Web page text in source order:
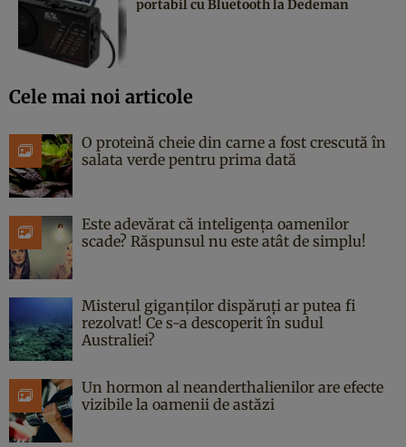
portabil cu Bluetooth la Dedeman
Cele mai noi articole
O proteină cheie din carne a fost crescută în
salata verde pentru prima dată
Este adevărat că inteligența oamenilor
scade? Răspunsul nu este atât de simplu!
Misterul giganților dispăruți ar putea fi
rezolvat! Ce s-a descoperit în sudul
Australiei?
Un hormon al neanderthalienilor are efecte
vizibile la oamenii de astăzi